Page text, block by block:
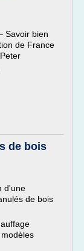
Savoir bien
de France
de bois
d'une
de bois